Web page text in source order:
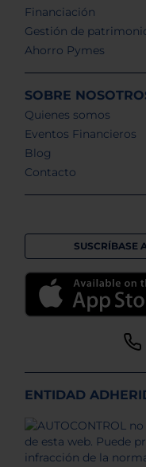
Financiación
Gestión de
Ahorro Pymes
SOBRE
Quienes somos
Eventos Financieros
Blog
Contacto
SUSCRÍBASE
ENTIDAD